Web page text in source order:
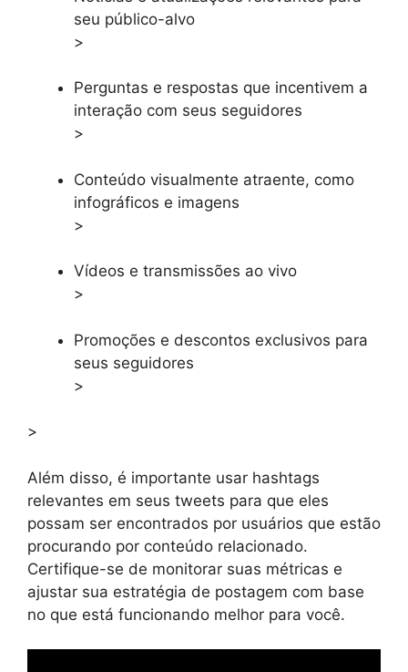
seu público-alvo
>
Perguntas e respostas que incentivem a
interação com seus seguidores
>
Conteúdo visualmente atraente, como
infográficos e imagens
>
Vídeos e transmissões ao vivo
>
Promoções e descontos exclusivos para
seus seguidores
>
>
Além disso, é importante usar hashtags
relevantes em seus tweets para que eles
possam ser encontrados por usuários que estão
procurando por conteúdo relacionado.
Certifique-se de monitorar suas métricas e
ajustar sua estratégia de postagem com base
no que está funcionando melhor para você.